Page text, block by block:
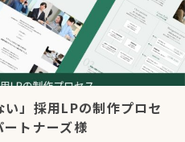
い」採用LPの制作プロセ
トナーズ様